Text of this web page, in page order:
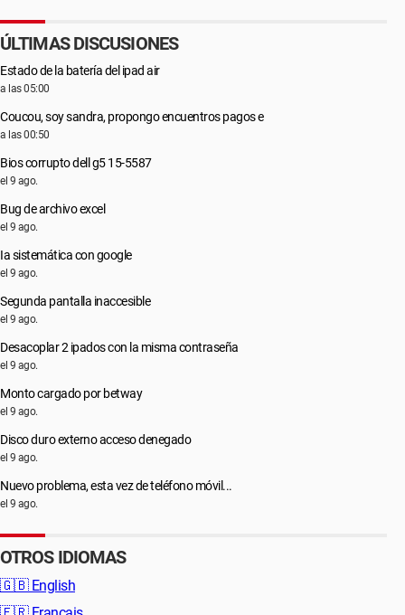
ÚLTIMAS DISCUSIONES
Estado de la batería del ipad air
a las 05:00
Coucou, soy sandra, propongo encuentros pagos e
a las 00:50
Bios corrupto dell g5 15-5587
el 9 ago.
Bug de archivo excel
el 9 ago.
Ia sistemática con google
el 9 ago.
Segunda pantalla inaccesible
el 9 ago.
Desacoplar 2 ipados con la misma contraseña
el 9 ago.
Monto cargado por betway
el 9 ago.
Disco duro externo acceso denegado
el 9 ago.
Nuevo problema, esta vez de teléfono móvil...
el 9 ago.
OTROS IDIOMAS
🇬🇧 English